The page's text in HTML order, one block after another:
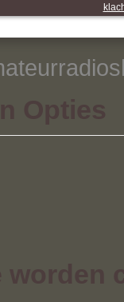
Opties
worden